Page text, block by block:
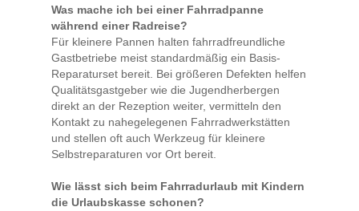
Was mache ich bei einer Fahrradpanne
während einer Radreise?
Für kleinere Pannen halten fahrradfreundliche
Gastbetriebe meist standardmäßig ein Basis-
Reparaturset bereit. Bei größeren Defekten helfen
Qualitätsgastgeber wie die Jugendherbergen
direkt an der Rezeption weiter, vermitteln den
Kontakt zu nahegelegenen Fahrradwerkstätten
und stellen oft auch Werkzeug für kleinere
Selbstreparaturen vor Ort bereit.
Wie lässt sich beim Fahrradurlaub mit Kindern
die Urlaubskasse schonen?